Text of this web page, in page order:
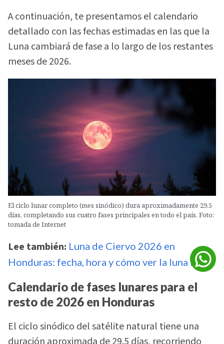
A continuación, te presentamos el calendario
detallado con las fechas estimadas en las que la
Luna cambiará de fase a lo largo de los restantes
meses de 2026.
El ciclo lunar completo (mes sinódico) dura aproximadamente 29.5
días, completando sus cuatro fases principales en todo el país. Foto:
tomada de Internet
Lee también: Luna de Ciervo 2026 en
Honduras: fecha, hora y cómo ver la luna llena
Calendario de fases lunares para el
resto de 2026 en Honduras
El ciclo sinódico del satélite natural tiene una